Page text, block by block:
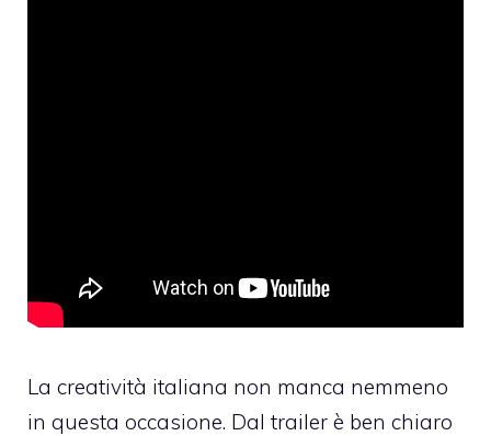
La creatività italiana non manca nemmeno
in questa occasione. Dal trailer è ben chiaro